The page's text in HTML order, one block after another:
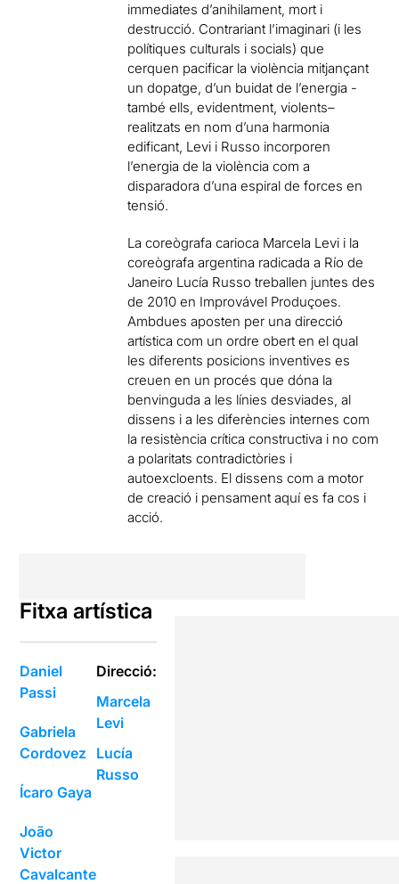
immediates d’anihilament, mort i
destrucció. Contrariant l’imaginari (i les
polítiques culturals i socials) que
cerquen pacificar la violència mitjançant
un dopatge, d’un buidat de l’energia -
també ells, evidentment, violents–
realitzats en nom d’una harmonia
edificant, Levi i Russo incorporen
l’energia de la violència com a
disparadora d’una espiral de forces en
tensió.
La coreògrafa carioca Marcela Levi i la
coreògrafa argentina radicada a Río de
Janeiro Lucía Russo treballen juntes des
de 2010 en Improvável Produçoes.
Ambdues aposten per una direcció
artística com un ordre obert en el qual
les diferents posicions inventives es
creuen en un procés que dóna la
benvinguda a les línies desviades, al
dissens i a les diferències internes com
la resistència crítica constructiva i no com
a polaritats contradictòries i
autoexcloents. El dissens com a motor
de creació i pensament aquí es fa cos i
acció.
Fitxa artística
Daniel
Passi
Gabriela
Cordovez
Ícaro Gaya
João
Victor
Cavalcante
Direcció:
Marcela
Levi
Lucía
Russo